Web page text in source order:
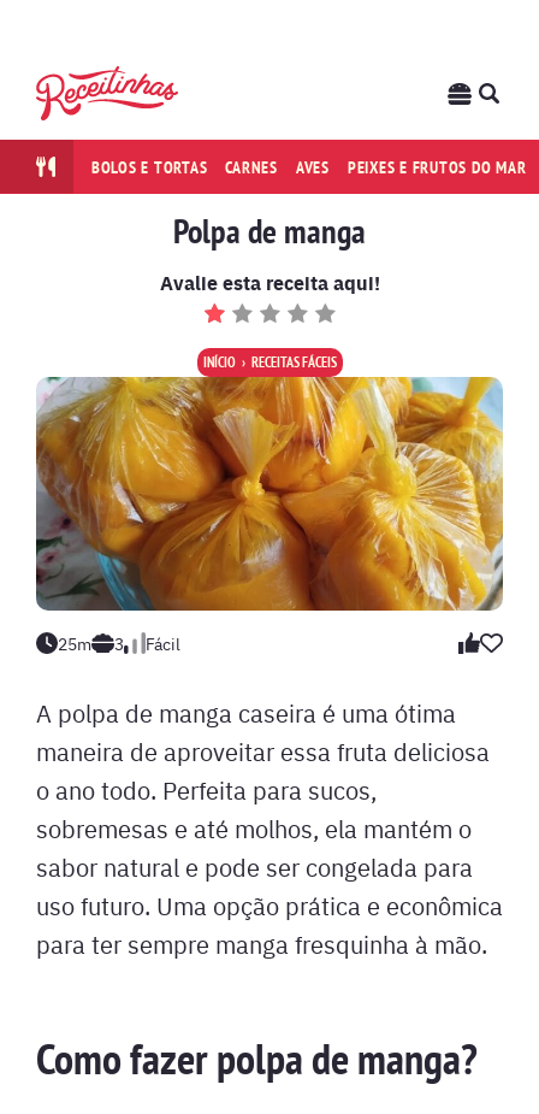
BOLOS E TORTAS CARNES AVES PEIXES E FRUTOS DO MAR
Polpa de manga
Avalie esta receita aqui!
INÍCIO RECEITAS FÁCEIS
25m 3 Fácil
A polpa de manga caseira é uma ótima
maneira de aproveitar essa fruta deliciosa
o ano todo. Perfeita para sucos,
sobremesas e até molhos, ela mantém o
sabor natural e pode ser congelada para
uso futuro. Uma opção prática e econômica
para ter sempre manga fresquinha à mão.
Como fazer polpa de manga?